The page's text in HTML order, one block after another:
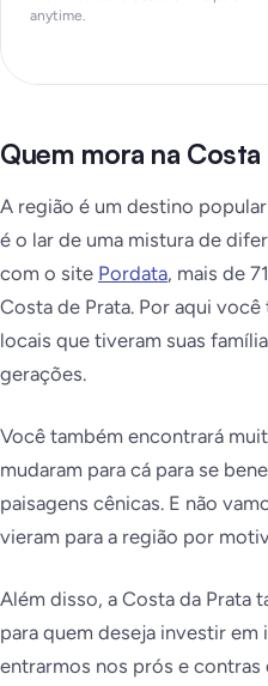
anytime.
Quem mora na
A região é um destino
é o lar de uma mistura de
com o site Pordata, mais de
Costa de Prata. Por aqui
locais que tiveram suas
gerações.
Você também encontrará
mudaram para cá para se
paisagens cênicas. E não
vieram para a região por
Além disso, a Costa da Prata
para quem deseja investir
entrarmos nos prós e contras